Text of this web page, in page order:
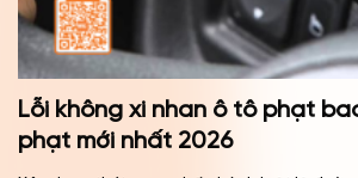
Lỗi không xi nhan ô tô phạt
phạt mới nhất 2026